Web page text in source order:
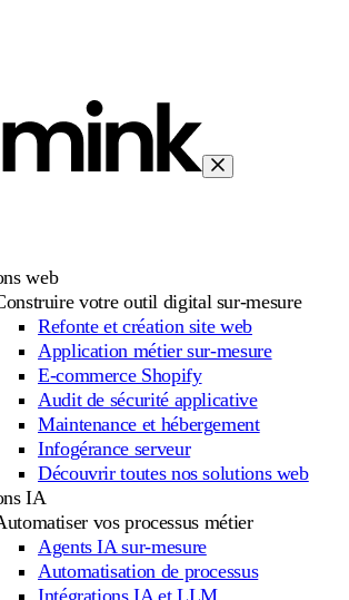
web
votre outil digital sur-mesure
Refonte et création site web
Application métier sur-mesure
E-commerce Shopify
Audit de sécurité applicative
Maintenance et hébergement
Infogérance serveur
Découvrir toutes nos solutions web
IA
vos processus métier
Agents IA sur-mesure
Automatisation de processus
Intégrations IA et LLM